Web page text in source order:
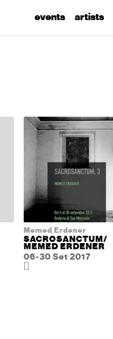
events artists
Memed Erdener
SACROSANCTUM/
MEMED ERDENER
06-30 Set 2017
[]